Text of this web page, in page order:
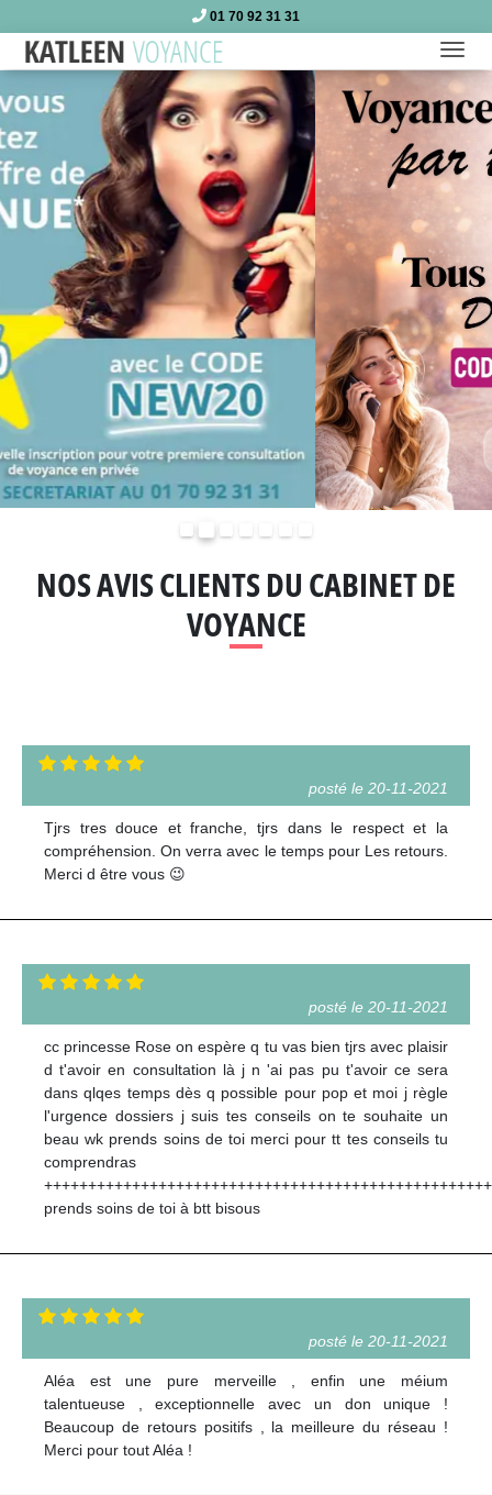
01 70 92 31 31
NOS AVIS CLIENTS DU CABINET DE
VOYANCE
posté le 20-11-2021
Tjrs tres douce et franche, tjrs dans le respect et la
compréhension. On verra avec le temps pour Les retours.
Merci d être vous 😉
posté le 20-11-2021
cc princesse Rose on espère q tu vas bien tjrs avec plaisir
d t'avoir en consultation là j n 'ai pas pu t'avoir ce sera
dans qlqes temps dès q possible pour pop et moi j règle
l'urgence dossiers j suis tes conseils on te souhaite un
beau wk prends soins de toi merci pour tt tes conseils tu
comprendras
prends soins de toi à btt bisous
posté le 20-11-2021
Aléa est une pure merveille , enfin une méium
talentueuse , exceptionnelle avec un don unique !
Beaucoup de retours positifs , la meilleure du réseau !
Merci pour tout Aléa !